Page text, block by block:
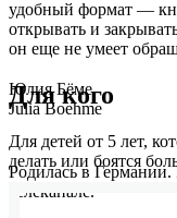
удобный формат —
открывать и
он еще не умеет
Для кого
Для детей от 5 лет,
делать или боятся
Юлия Бёме
Julia Boehme
Родилась в Германии.
телеканале.